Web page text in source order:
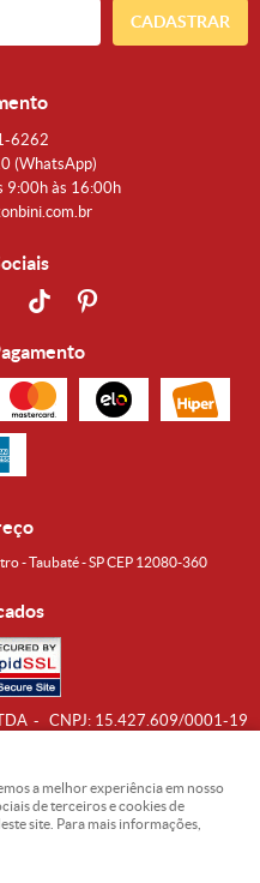
CADASTRAR
6262
(WhatsApp)
9:00h às 16:00h
- Taubaté - SP CEP 12080-360
CNPJ: 15.427.609/0001-19
a melhor experiência em nosso
de terceiros e cookies de
site. Para mais informações,